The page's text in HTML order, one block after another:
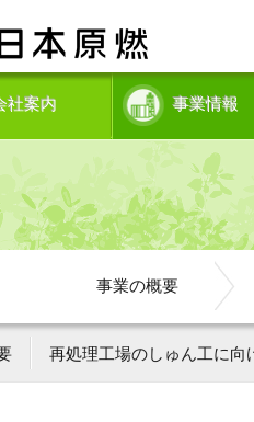
社案内 事業情報
事業の概要
再処理工場のしゅん工に向